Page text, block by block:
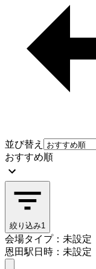
並び替え
おすすめ順
絞り込み1
会場タイプ：未設定
恩田駅日時：未設定